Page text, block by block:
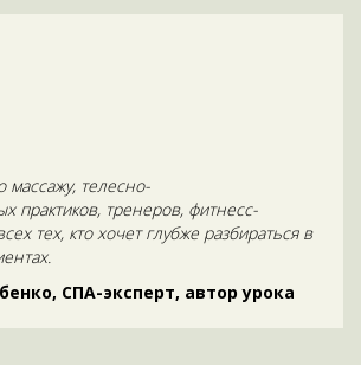
массажу, телесно-
практиков, тренеров, фитнесс-
тех, кто хочет глубже разбираться в
СПА-эксперт, автор урока